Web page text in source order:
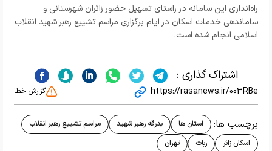
راه‌اندازی این سامانه در راستای تسهیل حضور زائران شهرستانی و
ساماندهی خدمات اسکان در ایام برگزاری مراسم تشییع رهبر شهید انقلاب
اسلامی انجام شده است.
اشتراک گذاری :
https://rasanews.ir/003RBe گزارش خطا
برچسب ها: استان ها بدرقه رهبر شهید
مراسم تشییع رهبر انقلاب
اسکان زائر
ربات تهران